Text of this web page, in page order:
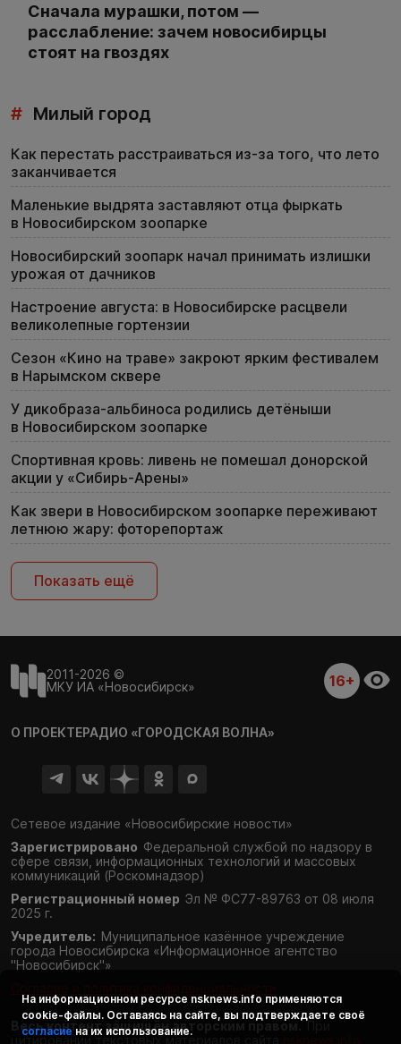
Сначала мурашки, потом —
расслабление: зачем новосибирцы
стоят на гвоздях
# Милый город
Как перестать расстраиваться из-за того, что лето
заканчивается
Маленькие выдрята заставляют отца фыркать
в Новосибирском зоопарке
Новосибирский зоопарк начал принимать излишки
урожая от дачников
Настроение августа: в Новосибирске расцвели
великолепные гортензии
Сезон «Кино на траве» закроют ярким фестивалем
в Нарымском сквере
У дикобраза-альбиноса родились детёныши
в Новосибирском зоопарке
Спортивная кровь: ливень не помешал донорской
акции у «Сибирь-Арены»
Как звери в Новосибирском зоопарке переживают
летнюю жару: фоторепортаж
Показать ещё
2011-2026 ©
МКУ ИА «Новосибирск»
16+
О ПРОЕКТЕРАДИО «ГОРОДСКАЯ ВОЛНА»
Сетевое издание «Новосибирские новости»
Зарегистрировано Федеральной службой по надзору в
сфере связи, информационных технологий и массовых
коммуникаций (Роскомнадзор)
Регистрационный номер Эл № ФС77-89763 от 08 июля
2025 г.
Учредитель: Муниципальное казённое учреждение
города Новосибирска «Информационное агентство
"Новосибирск"»
Весь контент защищён авторским правом. При
цитировании текстовых материалов сайта
На информационном ресурсе nsknews.info применяются
cookie-файлы. Оставаясь на сайте, вы подтверждаете своё
согласие на их использование.